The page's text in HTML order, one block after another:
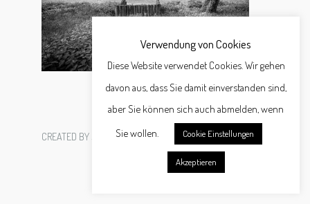
CREATED BY SCHÄFER WERBEAGENTUR GMBH
Verwendung von Cookies
Diese Website verwendet Cookies. Wir gehen
davon aus, dass Sie damit einverstanden sind,
aber Sie können sich auch abmelden, wenn
Sie wollen.
Cookie Einstellungen
Akzeptieren